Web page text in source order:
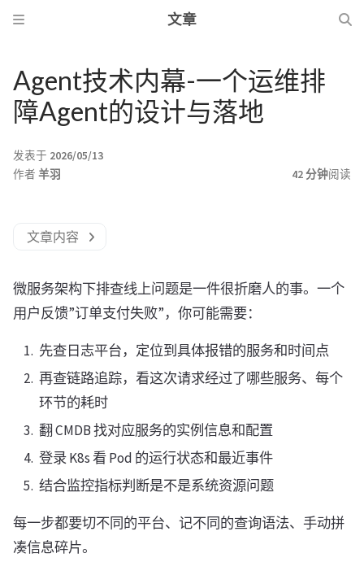
文章
Agent技术内幕-一个运维排
障Agent的设计与落地
发表于 2026/05/13
作者 羊羽 42 分钟阅读
文章内容
微服务架构下排查线上问题是一件很折磨人的事。一个
用户反馈”订单支付失败”，你可能需要：
先查日志平台，定位到具体报错的服务和时间点
再查链路追踪，看这次请求经过了哪些服务、每个
环节的耗时
翻 CMDB 找对应服务的实例信息和配置
登录 K8s 看 Pod 的运行状态和最近事件
结合监控指标判断是不是系统资源问题
每一步都要切不同的平台、记不同的查询语法、手动拼
凑信息碎片。